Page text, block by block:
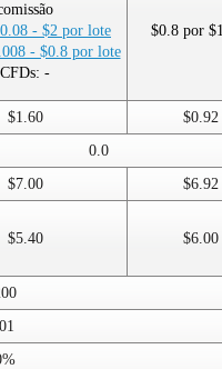
- $2 por lote
- $0.8 por lote
CFDs: -
$0.8 por
$1.60
$0.92
0.0
$7.00
$6.92
$5.40 $6.00